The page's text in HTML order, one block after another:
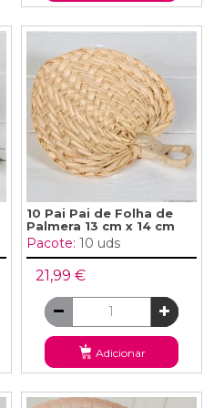
10 Pai Pai de Folha de
Palmera 13 cm x 14 cm
Pacote: 10 uds
21,99 €
Adicionar